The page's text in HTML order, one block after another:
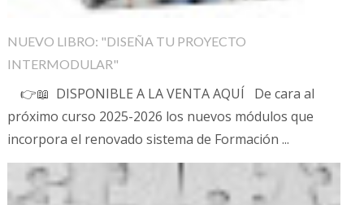
NUEVO LIBRO: "DISEÑA TU PROYECTO
INTERMODULAR"
👉📖 DISPONIBLE A LA VENTA AQUÍ De cara al
próximo curso 2025-2026 los nuevos módulos que
incorpora el renovado sistema de Formación ...